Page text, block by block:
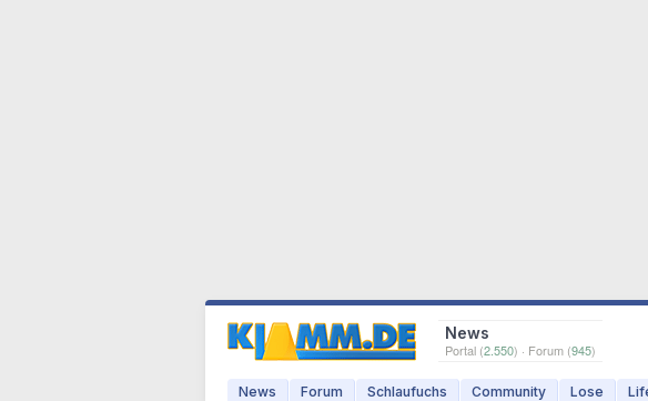
News
Portal (2.550) · Forum (945)
News Forum Schlaufuchs Community Lose